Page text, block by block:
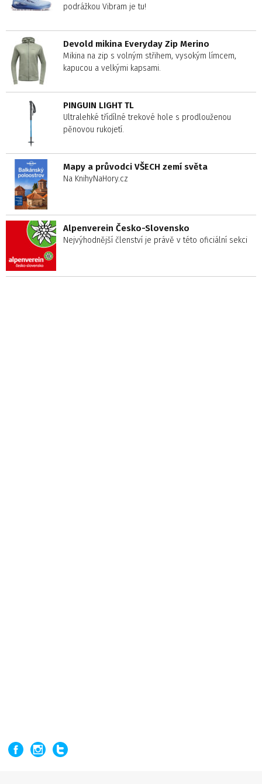
podrážkou Vibram je tu!
Devold mikina Everyday Zip Merino
Mikina na zip s volným střihem, vysokým límcem,
kapucou a velkými kapsami.
PINGUIN LIGHT TL
Ultralehké třídílné trekové hole s prodlouženou
pěnovou rukojetí.
Mapy a průvodci VŠECH zemí světa
Na KnihyNaHory.cz
Alpenverein Česko-Slovensko
Nejvýhodnější členství je právě v této oficiální sekci